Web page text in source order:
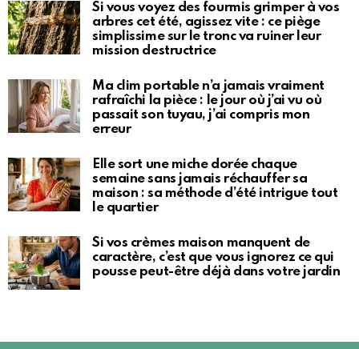
Si vous voyez des fourmis grimper à vos
arbres cet été, agissez vite : ce piège
simplissime sur le tronc va ruiner leur
mission destructrice
Ma clim portable n’a jamais vraiment
rafraîchi la pièce : le jour où j’ai vu où
passait son tuyau, j’ai compris mon
erreur
Elle sort une miche dorée chaque
semaine sans jamais réchauffer sa
maison : sa méthode d’été intrigue tout
le quartier
Si vos crèmes maison manquent de
caractère, c’est que vous ignorez ce qui
pousse peut-être déjà dans votre jardin